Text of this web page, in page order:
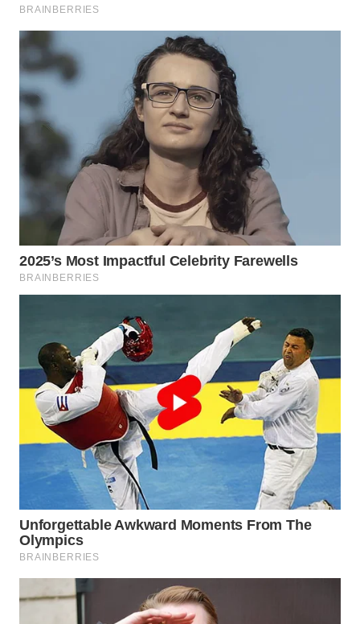
WAHANA
HEALTH
WAHANA
DESA
WISATA
LAPAK
WAHANA
Wahana
KONSUMEN
LISTRIK
KELISTRIKAN
WALINKI
ID
MAWAKA
ID
MARTABAT
NET
WATCH